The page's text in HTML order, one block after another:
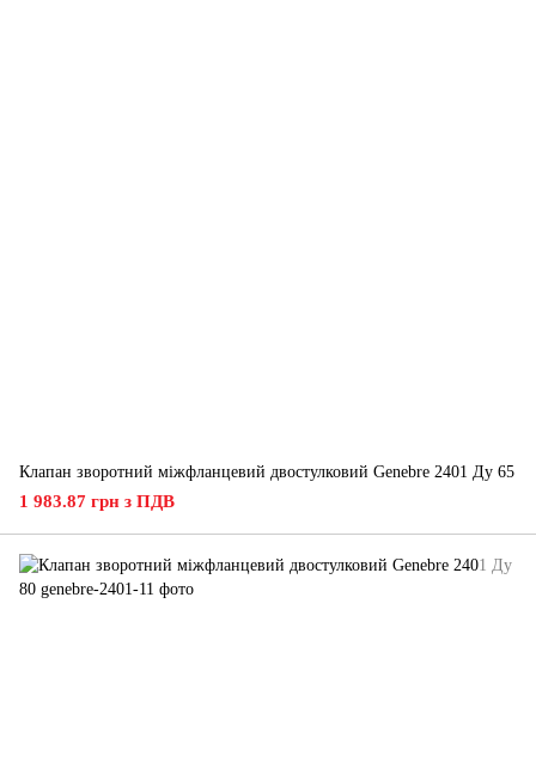
Клапан зворотний міжфланцевий двостулковий Genebre 2401 Ду 65
1 983.87 грн з ПДВ